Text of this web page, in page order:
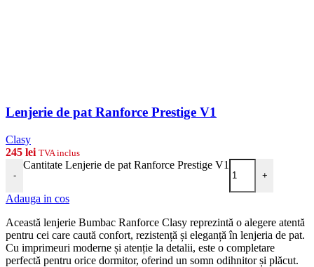
Lenjerie de pat Ranforce Prestige V1
Clasy
245 lei TVA inclus
-
Cantitate Lenjerie de pat Ranforce Prestige V1
+
Adauga in cos
Această lenjerie Bumbac Ranforce Clasy reprezintă o alegere atentă
pentru cei care caută confort, rezistență și eleganță în lenjeria de pat.
Cu imprimeuri moderne și atenție la detalii, este o completare
perfectă pentru orice dormitor, oferind un somn odihnitor și plăcut.